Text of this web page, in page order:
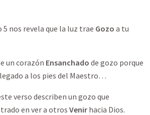
nos revela que la luz trae Gozo a tu
un corazón Ensanchado de gozo porque
a los pies del Maestro…
verso describen un gozo que
en ver a otros Venir hacia Dios.